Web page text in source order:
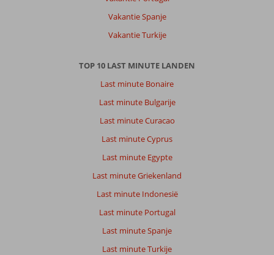
Vakantie Spanje
Vakantie Turkije
TOP 10 LAST MINUTE LANDEN
Last minute Bonaire
Last minute Bulgarije
Last minute Curacao
Last minute Cyprus
Last minute Egypte
Last minute Griekenland
Last minute Indonesië
Last minute Portugal
Last minute Spanje
Last minute Turkije